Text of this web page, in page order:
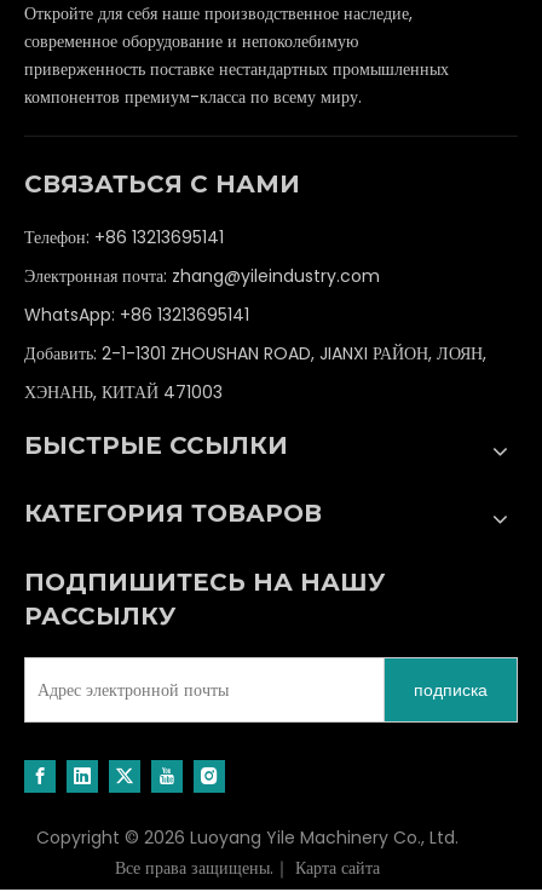
Откройте для себя наше производственное наследие,
современное оборудование и непоколебимую
приверженность поставке нестандартных промышленных
компонентов премиум-класса по всему миру.
СВЯЗАТЬСЯ С НАМИ
Телефон: +86 13213695141
Электронная почта: zhang@yileindustry.com
WhatsApp: +86 13213695141
Добавить: 2-1-1301 ZHOUSHAN ROAD, JIANXI РАЙОН, ЛОЯН,
ХЭНАНЬ, КИТАЙ 471003
БЫСТРЫЕ ССЫЛКИ
КАТЕГОРИЯ ТОВАРОВ
ПОДПИШИТЕСЬ НА НАШУ
РАССЫЛКУ
подписка
Copyright © 2026 Luoyang Yile Machinery Co., Ltd.
Все права защищены.｜ Карта сайта